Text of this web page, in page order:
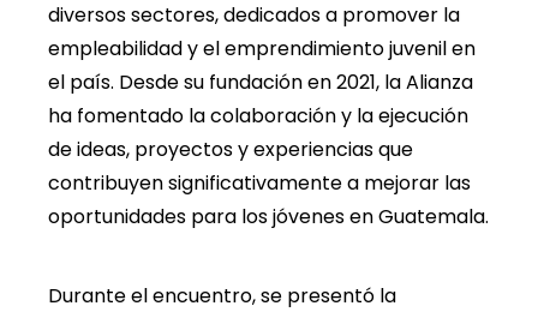
diversos sectores, dedicados a promover la
empleabilidad y el emprendimiento juvenil en
el país. Desde su fundación en 2021, la Alianza
ha fomentado la colaboración y la ejecución
de ideas, proyectos y experiencias que
contribuyen significativamente a mejorar las
oportunidades para los jóvenes en Guatemala.
Durante el encuentro, se presentó la